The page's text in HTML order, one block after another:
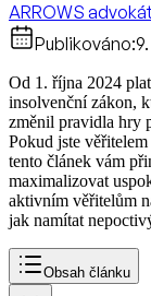
ARROWS
Publikováno:
Od 1. října 2024
insolvenční zákon,
změnil pravidla hry
Pokud jste
tento článek vám
maximalizovat
aktivním věřitelům
jak namítat
Obsah článku